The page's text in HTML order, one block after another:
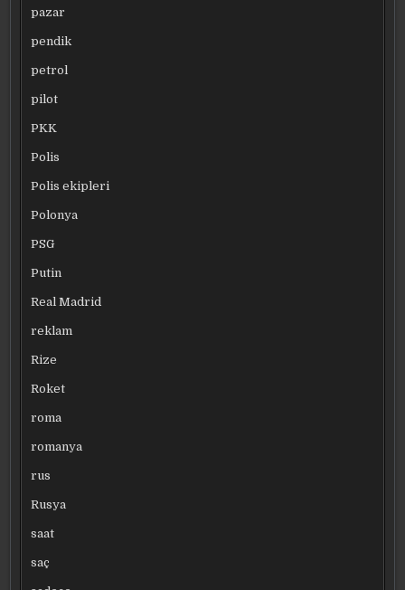
pazar
pendik
petrol
pilot
PKK
Polis
Polis ekipleri
Polonya
PSG
Putin
Real Madrid
reklam
Rize
Roket
roma
romanya
rus
Rusya
saat
saç